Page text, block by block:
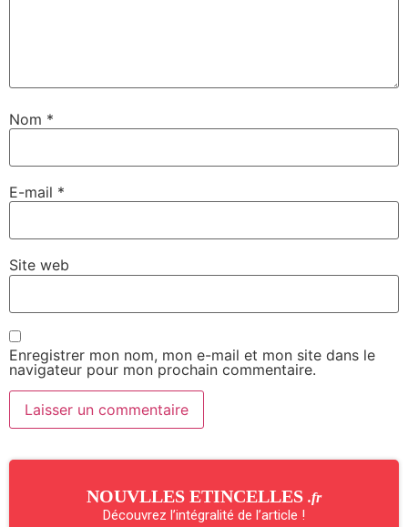
Nom *
E-mail *
Site web
Enregistrer mon nom, mon e-mail et mon site dans le
navigateur pour mon prochain commentaire.
NOUVLLES ETINCELLES .fr
Découvrez l’intégralité de l’article !